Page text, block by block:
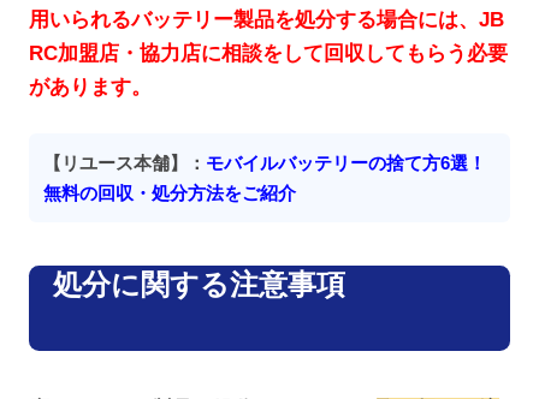
用いられるバッテリー製品を処分する場合には、JB
RC加盟店・協力店に相談をして回収してもらう必要
があります。
【リユース本舗】： モバイルバッテリーの捨て方6選！
無料の回収・処分方法をご紹介
処分に関する注意事項